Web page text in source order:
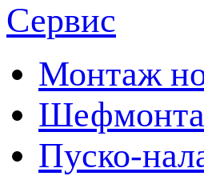
Сервис
Монтаж
Пуско-